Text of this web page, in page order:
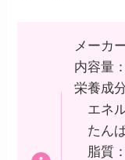
メーカ
内容量
栄養成
エネ
たん
脂質